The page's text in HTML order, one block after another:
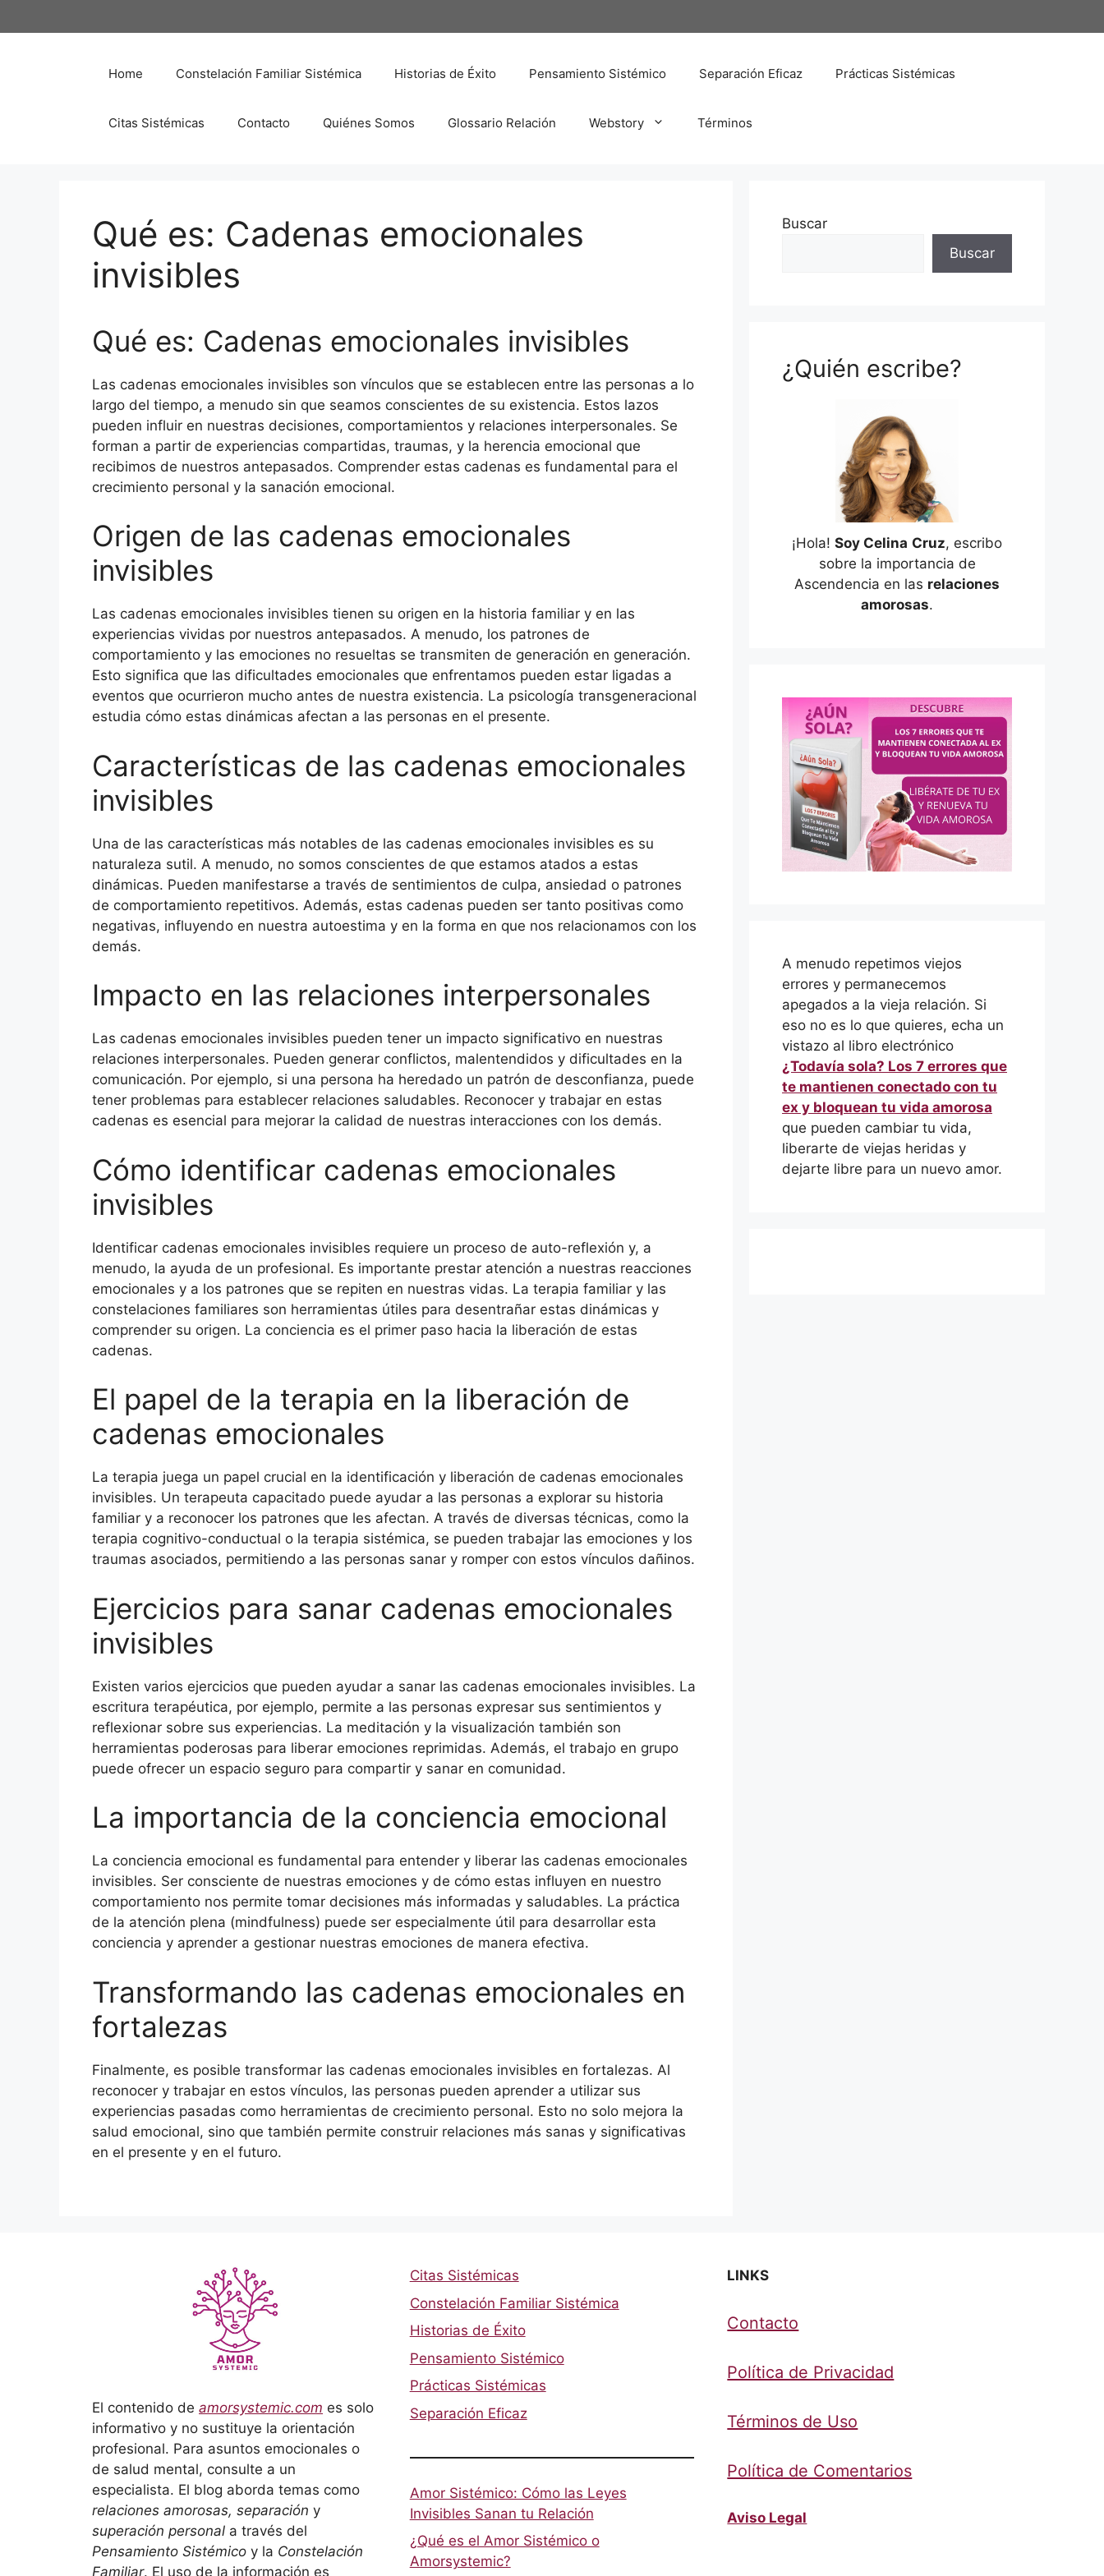
al
Home Constelación Familiar Sistémica Historias de Éxito Pensamiento Sistémico Separación Eficaz Prácticas Sistémicas
Citas Sistémicas Contacto Quiénes Somos Glossario Relación Webstory Términos
Qué es: Cadenas emocionales
invisibles
Qué es: Cadenas emocionales invisibles
Las cadenas emocionales invisibles son vínculos que se establecen entre las personas a lo
largo del tiempo, a menudo sin que seamos conscientes de su existencia. Estos lazos
pueden influir en nuestras decisiones, comportamientos y relaciones interpersonales. Se
forman a partir de experiencias compartidas, traumas, y la herencia emocional que
recibimos de nuestros antepasados. Comprender estas cadenas es fundamental para el
crecimiento personal y la sanación emocional.
Origen de las cadenas emocionales
invisibles
Las cadenas emocionales invisibles tienen su origen en la historia familiar y en las
experiencias vividas por nuestros antepasados. A menudo, los patrones de
comportamiento y las emociones no resueltas se transmiten de generación en generación.
Esto significa que las dificultades emocionales que enfrentamos pueden estar ligadas a
eventos que ocurrieron mucho antes de nuestra existencia. La psicología transgeneracional
estudia cómo estas dinámicas afectan a las personas en el presente.
Características de las cadenas emocionales
invisibles
Una de las características más notables de las cadenas emocionales invisibles es su
naturaleza sutil. A menudo, no somos conscientes de que estamos atados a estas
dinámicas. Pueden manifestarse a través de sentimientos de culpa, ansiedad o patrones
de comportamiento repetitivos. Además, estas cadenas pueden ser tanto positivas como
negativas, influyendo en nuestra autoestima y en la forma en que nos relacionamos con los
demás.
Impacto en las relaciones interpersonales
Las cadenas emocionales invisibles pueden tener un impacto significativo en nuestras
relaciones interpersonales. Pueden generar conflictos, malentendidos y dificultades en la
comunicación. Por ejemplo, si una persona ha heredado un patrón de desconfianza, puede
tener problemas para establecer relaciones saludables. Reconocer y trabajar en estas
cadenas es esencial para mejorar la calidad de nuestras interacciones con los demás.
Cómo identificar cadenas emocionales
invisibles
Identificar cadenas emocionales invisibles requiere un proceso de auto-reflexión y, a
menudo, la ayuda de un profesional. Es importante prestar atención a nuestras reacciones
emocionales y a los patrones que se repiten en nuestras vidas. La terapia familiar y las
constelaciones familiares son herramientas útiles para desentrañar estas dinámicas y
comprender su origen. La conciencia es el primer paso hacia la liberación de estas
cadenas.
El papel de la terapia en la liberación de
cadenas emocionales
La terapia juega un papel crucial en la identificación y liberación de cadenas emocionales
invisibles. Un terapeuta capacitado puede ayudar a las personas a explorar su historia
familiar y a reconocer los patrones que les afectan. A través de diversas técnicas, como la
terapia cognitivo-conductual o la terapia sistémica, se pueden trabajar las emociones y los
traumas asociados, permitiendo a las personas sanar y romper con estos vínculos dañinos.
Ejercicios para sanar cadenas emocionales
invisibles
Existen varios ejercicios que pueden ayudar a sanar las cadenas emocionales invisibles. La
escritura terapéutica, por ejemplo, permite a las personas expresar sus sentimientos y
reflexionar sobre sus experiencias. La meditación y la visualización también son
herramientas poderosas para liberar emociones reprimidas. Además, el trabajo en grupo
puede ofrecer un espacio seguro para compartir y sanar en comunidad.
La importancia de la conciencia emocional
La conciencia emocional es fundamental para entender y liberar las cadenas emocionales
invisibles. Ser consciente de nuestras emociones y de cómo estas influyen en nuestro
comportamiento nos permite tomar decisiones más informadas y saludables. La práctica
de la atención plena (mindfulness) puede ser especialmente útil para desarrollar esta
conciencia y aprender a gestionar nuestras emociones de manera efectiva.
Transformando las cadenas emocionales en
fortalezas
Finalmente, es posible transformar las cadenas emocionales invisibles en fortalezas. Al
reconocer y trabajar en estos vínculos, las personas pueden aprender a utilizar sus
experiencias pasadas como herramientas de crecimiento personal. Esto no solo mejora la
salud emocional, sino que también permite construir relaciones más sanas y significativas
en el presente y en el futuro.
Buscar
Buscar
¿Quién escribe?
¡Hola! Soy Celina Cruz, escribo
sobre la importancia de
Ascendencia en las relaciones
amorosas.
A menudo repetimos viejos
errores y permanecemos
apegados a la vieja relación. Si
eso no es lo que quieres, echa un
vistazo al libro electrónico
¿Todavía sola? Los 7 errores que
te mantienen conectado con tu
ex y bloquean tu vida amorosa
que pueden cambiar tu vida,
liberarte de viejas heridas y
dejarte libre para un nuevo amor.
El contenido de amorsystemic.com es solo
informativo y no sustituye la orientación
profesional. Para asuntos emocionales o
de salud mental, consulte a un
especialista. El blog aborda temas como
relaciones amorosas, separación y
superación personal a través del
Pensamiento Sistémico y la Constelación
Familiar. El uso de la información es
Citas Sistémicas
Constelación Familiar Sistémica
Historias de Éxito
Pensamiento Sistémico
Prácticas Sistémicas
Separación Eficaz
Amor Sistémico: Cómo las Leyes
Invisibles Sanan tu Relación
¿Qué es el Amor Sistémico o
Amorsystemic?
LINKS
Contacto
Política de Privacidad
Términos de Uso
Política de Comentarios
Aviso Legal